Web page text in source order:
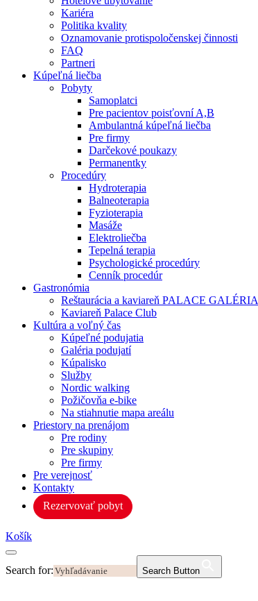
Kariéra
Politika kvality
Oznamovanie protispoločenskej činnosti
FAQ
Partneri
Kúpeľná liečba
Pobyty
Samoplatci
Pre pacientov poisťovní A,B
Ambulantná kúpeľná liečba
Pre firmy
Darčekové poukazy
Permanentky
Procedúry
Hydroterapia
Balneoterapia
Fyzioterapia
Masáže
Elektroliečba
Tepelná terapia
Psychologické procedúry
Cenník procedúr
Gastronómia
Reštaurácia a kaviareň PALACE GALÉRIA
Kaviareň Palace Club
Kultúra a voľný čas
Kúpeľné podujatia
Galéria podujatí
Kúpalisko
Služby
Nordic walking
Požičovňa e-bike
Na stiahnutie mapa areálu
Priestory na prenájom
Pre rodiny
Pre skupiny
Pre firmy
Pre verejnosť
Kontakty
Rezervovať pobyt
Košík
Search for: Search Button